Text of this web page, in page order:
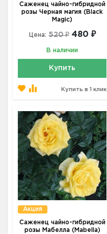
Саженец чайно-гибридной
розы Черная магия (Black
Magic)
Цена: 520 ₽ 480 ₽
В наличии
Купить
Купить в 1 клик
Акция
Саженец чайно-гибридной
розы Мабелла (Mabella)